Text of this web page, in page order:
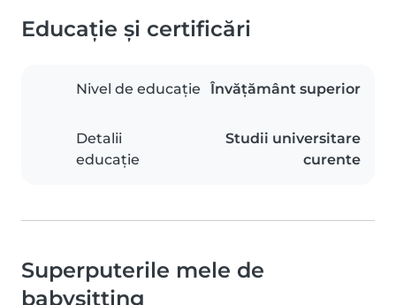
Educație și certificări
Nivel de educație Învățământ superior
Detalii
educație
Studii universitare
curente
Superputerile mele de
babysitting